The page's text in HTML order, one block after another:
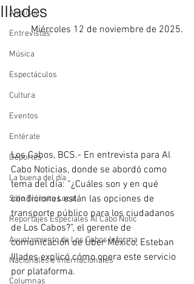
Analisis
Entrevistas
Música
Espectáculos
Cultura
Eventos
Entérate
Deportes
La buena del día
Sólo Tránsito Local
Reportajes Especiales Al Cabo Notic
Ayuntamiento de Los Cabos Informa
Nacionales e Internacionales
Columnas
IIIades
Miércoles 12 de noviembre de 2025.
Los Cabos, BCS.- En entrevista para Al
Cabo Noticias, donde se abordó como
tema del día: “¿Cuáles son y en qué
condiciones están las opciones de
transporte público para los ciudadanos
de Los Cabos?”, el gerente de
comunicación de Uber México, Esteban
IIIades explicó cómo opera este servicio
por plataforma.